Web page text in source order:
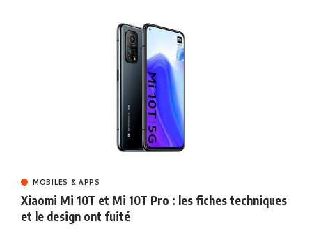
MOBILES & APPS
Xiaomi Mi 10T et Mi 10T Pro : les fiches techniques
et le design ont fuité